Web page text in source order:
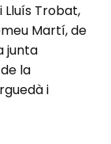
Lluís Trobat,
Martí, de
junta
la
i